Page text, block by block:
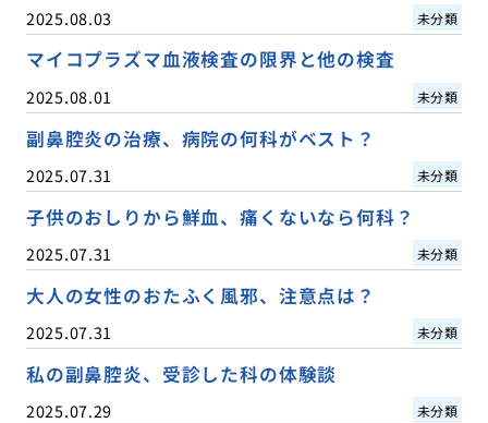
2025.08.03 未分類
マイコプラズマ血液検査の限界と他の検査
2025.08.01 未分類
副鼻腔炎の治療、病院の何科がベスト？
2025.07.31 未分類
子供のおしりから鮮血、痛くないなら何科？
2025.07.31 未分類
大人の女性のおたふく風邪、注意点は？
2025.07.31 未分類
私の副鼻腔炎、受診した科の体験談
2025.07.29 未分類